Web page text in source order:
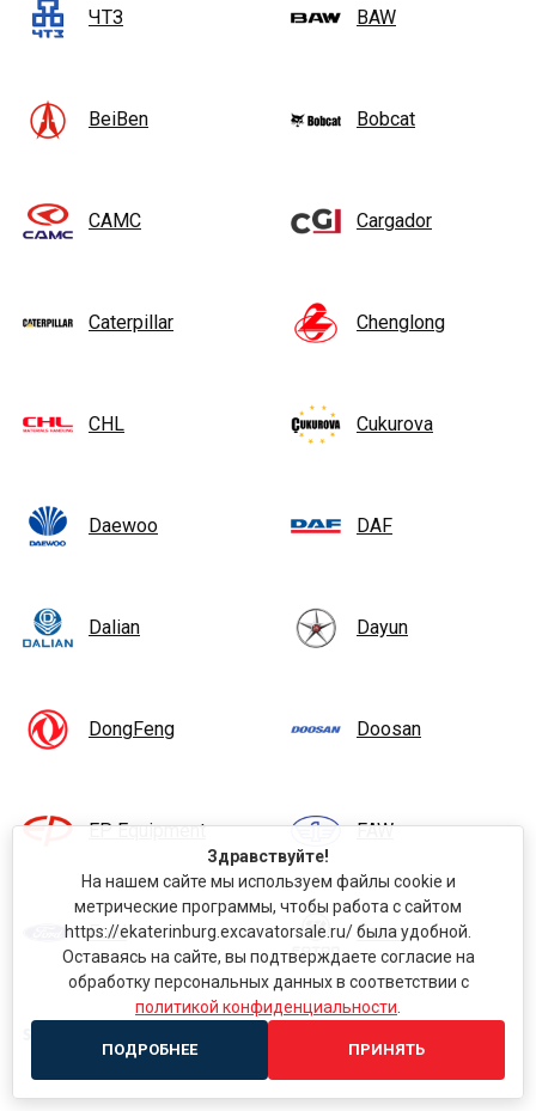
ЧТЗ BAW
BeiBen Bobcat
CAMC Cargador
Caterpillar Chenglong
CHL Cukurova
Daewoo DAF
Dalian Dayun
DongFeng Doosan
EP Equipment FAW
Ford Foton
Здравствуйте!
На нашем сайте мы используем файлы cookie и
метрические программы, чтобы работа с сайтом
https://ekaterinburg.excavatorsale.ru/ была удобной.
Оставаясь на сайте, вы подтверждаете согласие на
обработку персональных данных в соответствии с
политикой конфиденциальности
ПОДРОБНЕЕ ПРИНЯТЬ